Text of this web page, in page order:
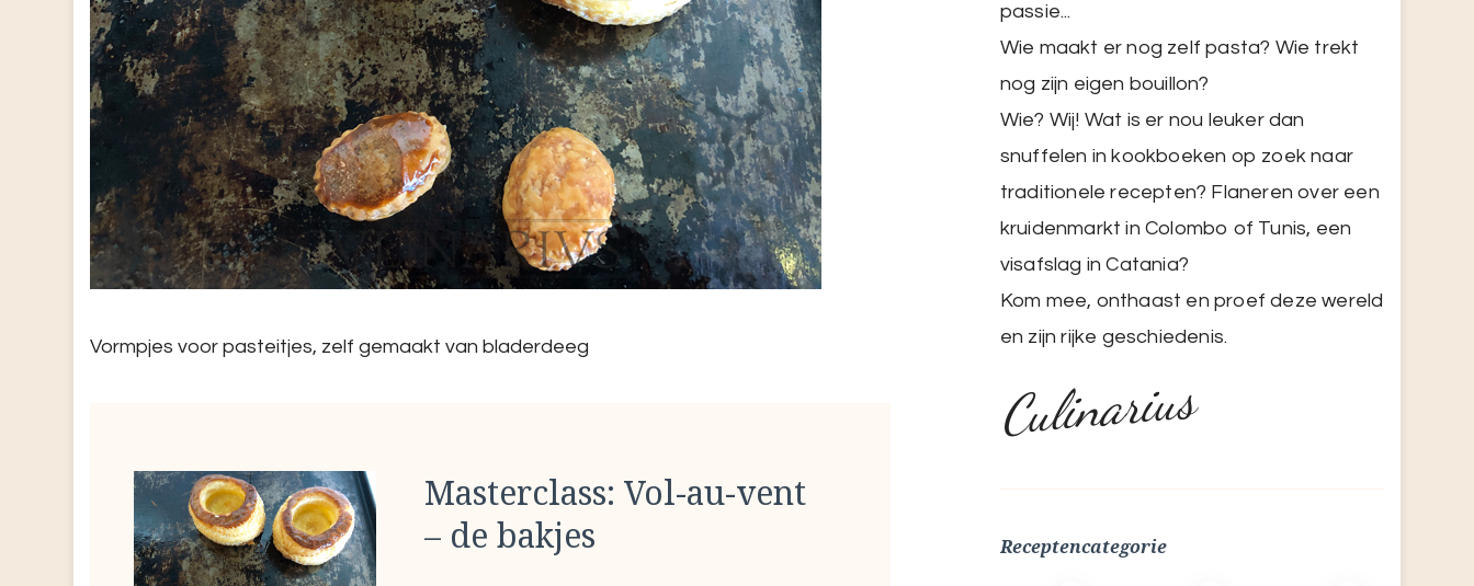
Vormpjes voor pasteitjes, zelf gemaakt van bladerdeeg
Masterclass: Vol-au-vent
– de bakjes
passie...
Wie maakt er nog zelf pasta? Wie trekt
nog zijn eigen bouillon?
Wie? Wij! Wat is er nou leuker dan
snuffelen in kookboeken op zoek naar
traditionele recepten? Flaneren over een
kruidenmarkt in Colombo of Tunis, een
visafslag in Catania?
Kom mee, onthaast en proef deze wereld
en zijn rijke geschiedenis.
Culinarius
Receptencategorie